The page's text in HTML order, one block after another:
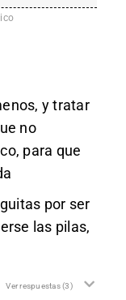
y tratar
no
para que
por ser
las pilas,
Ver respuestas(3)